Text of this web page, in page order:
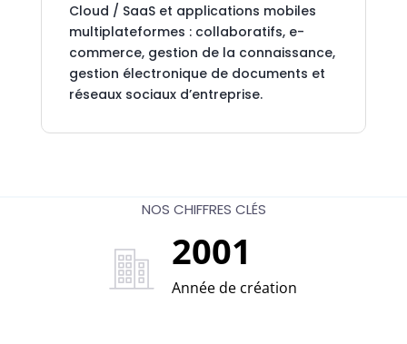
Cloud / SaaS et applications mobiles
multiplateformes : collaboratifs, e-
commerce, gestion de la connaissance,
gestion électronique de documents et
réseaux sociaux d’entreprise.
NOS CHIFFRES CLÉS
2001
Année de création